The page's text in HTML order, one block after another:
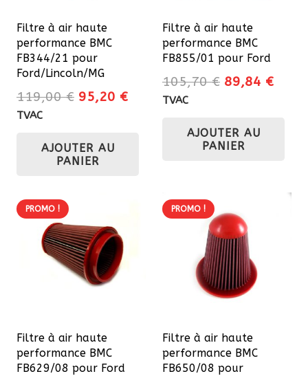
Filtre à air haute
performance BMC
FB344/21 pour
Ford/Lincoln/MG
119,00€ Le
était :
119,00 €.
95,20 €Le
TVAC
AJOUTER AU
PANIER
Filtre à air haute
performance BMC
FB855/01 pour Ford
105,70€ Le
était :
105,70 €.
89,84 €Le
TVAC
AJOUTER AU
PANIER
PROMO !
Filtre à air haute
performance BMC
FB629/08 pour Ford
PROMO !
Filtre à air haute
performance BMC
FB650/08 pour